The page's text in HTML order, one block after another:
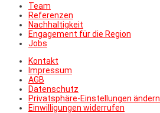
Team
Referenzen
Nachhaltigkeit
Engagement für die Region
Jobs
Kontakt
Impressum
AGB
Datenschutz
Privatsphäre-Einstellungen ändern
Einwilligungen widerrufen